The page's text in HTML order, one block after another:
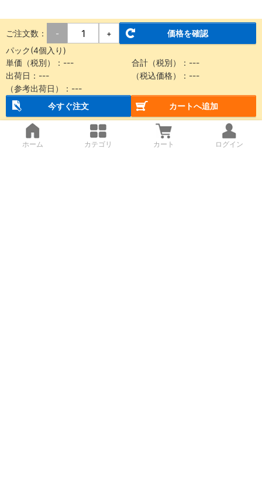
ご注文数： - +
価格を確認
パック(4個入り)
単価（税別）：---
合計（税別）：---
出荷日：---
（税込価格）：---
（参考出荷日）：---
今すぐ注文
カートへ追加
ホーム カテゴリ カート ログイン